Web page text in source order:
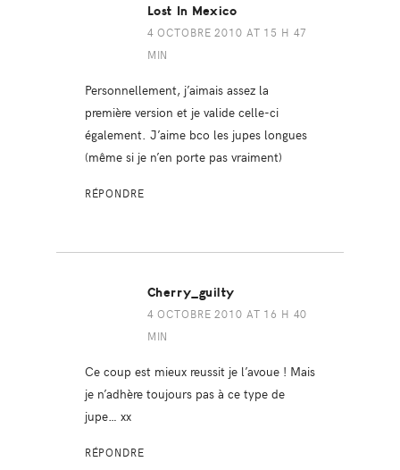
Lost In Mexico
4 OCTOBRE 2010 AT 15 H 47
MIN
Personnellement, j’aimais assez la
première version et je valide celle-ci
également. J’aime bco les jupes longues
(même si je n’en porte pas vraiment)
RÉPONDRE
Cherry_guilty
4 OCTOBRE 2010 AT 16 H 40
MIN
Ce coup est mieux reussit je l’avoue ! Mais
je n’adhère toujours pas à ce type de
jupe… xx
RÉPONDRE